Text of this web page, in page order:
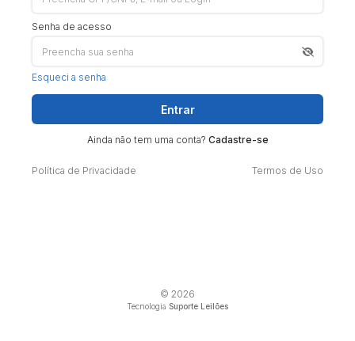
Senha de acesso
Esqueci a senha
Entrar
Ainda não tem uma conta? Cadastre-se
Política de Privacidade Termos de Uso
© 2026
Tecnologia Suporte Leilões